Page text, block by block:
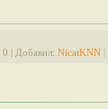
0 | Добавил: NicatKNN |